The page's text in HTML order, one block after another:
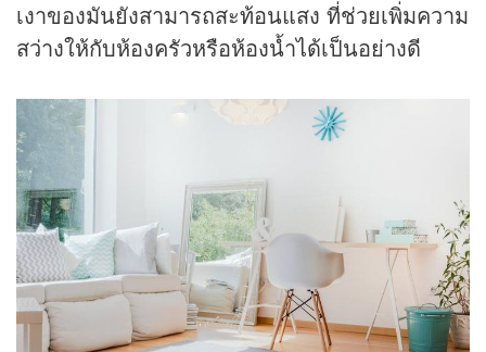
เงาของมันยังสามารถสะท้อนแสง ที่ช่วยเพิ่มความ
สว่างให้กับห้องครัวหรือห้องน้ำได้เป็นอย่างดี